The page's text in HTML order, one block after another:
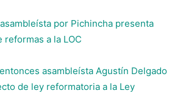
por Pichincha presenta
a la LOC
asambleísta Agustín Delgado
de ley reformatoria a la Ley